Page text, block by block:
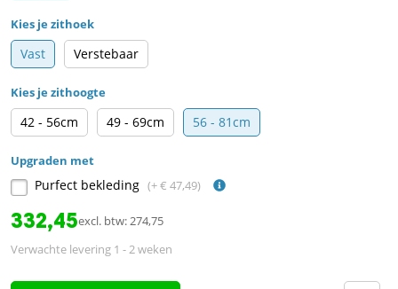
Kies je zithoek
Vast Verstebaar
Kies je zithoogte
42 - 56cm 49 - 69cm 56 - 81cm
Upgraden met
Purfect bekleding (+ € 47,49)
332,45excl. btw: 274,75
Verwachte levering 1 - 2 weken